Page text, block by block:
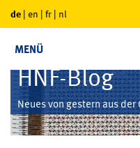
de | en | fr | nl
MENÜ
HNF-Blog
Neues von gestern aus